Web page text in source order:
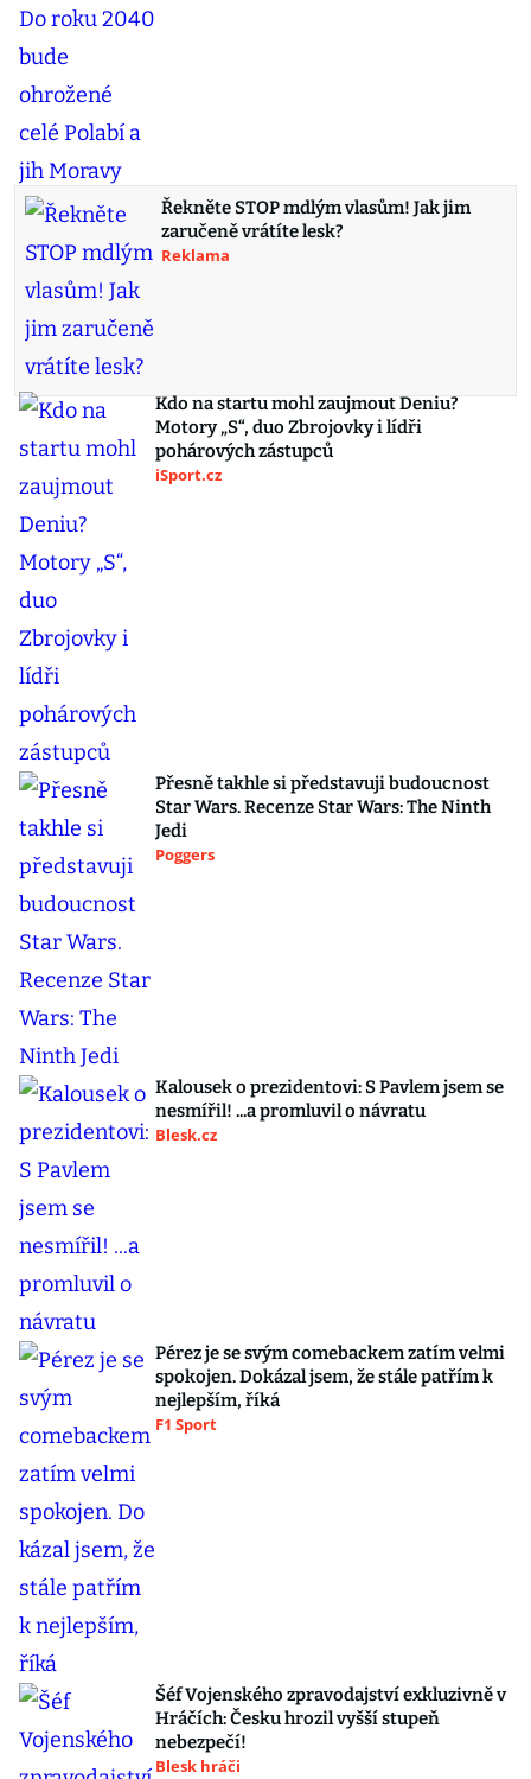
Řekněte STOP mdlým vlasům! Jak jim
zaručeně vrátíte lesk?
Reklama
Kdo na startu mohl zaujmout Deniu?
Motory „S“, duo Zbrojovky i lídři
pohárových zástupců
iSport.cz
Přesně takhle si představuji budoucnost
Star Wars. Recenze Star Wars: The Ninth
Jedi
Poggers
Kalousek o prezidentovi: S Pavlem jsem se
nesmířil! ...a promluvil o návratu
Blesk.cz
Pérez je se svým comebackem zatím velmi
spokojen. Dokázal jsem, že stále patřím k
nejlepším, říká
F1 Sport
Šéf Vojenského zpravodajství exkluzivně v
Hráčích: Česku hrozil vyšší stupeň
nebezpečí!
Blesk hráči